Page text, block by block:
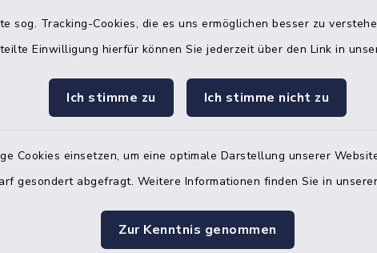
sog. Tracking-Cookies, die es uns ermöglichen besser zu
Einwilligung hierfür können Sie jederzeit über den Link in
Ich stimme zu Ich stimme nicht zu
Cookies einsetzen, um eine optimale Darstellung unserer
gesondert abgefragt. Weitere Informationen finden Sie in
Zur Kenntnis genommen
08:00 Uhr – 12:00 Uhr
ein dringendes Anliegen, finden aber online
04832 6065 0 an!
des Amtes Mitteldithmarschen